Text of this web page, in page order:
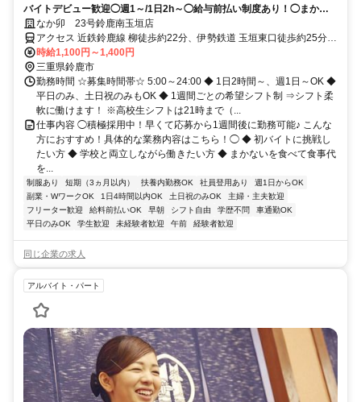
バイトデビュー歓迎◯週1～/1日2h～◯給与前払い制度あり！◯まかな
い（食事補助）あり
なか卯 23号鈴鹿南玉垣店
アクセス 近鉄鈴鹿線 柳徒歩約22分、伊勢鉄道 玉垣東口徒歩約25分、
伊勢鉄道 鈴鹿徒歩約28分
時給1,100円～1,400円
三重県鈴鹿市
勤務時間 ☆募集時間帯☆ 5:00～24:00 ◆ 1日2時間～、週1日～OK ◆
平日のみ、土日祝のみもOK ◆ 1週間ごとの希望シフト制 ⇒シフト柔
軟に働けます！ ※高校生シフトは21時まで（...
仕事内容 ◯積極採用中！早くて応募から1週間後に勤務可能♪ こんな
方におすすめ！具体的な業務内容はこちら！◯ ◆ 初バイトに挑戦し
たい方 ◆ 学校と両立しながら働きたい方 ◆ まかないを食べて食事代
を...
制服あり 短期（3ヵ月以内） 扶養内勤務OK 社員登用あり
週1日からOK
副業・WワークOK
1日4時間以内OK 土日祝のみOK
主婦・主夫歓迎
フリーター歓迎
給料前払いOK 早朝 シフト自由 学歴不問
車通勤OK
平日のみOK
学生歓迎 未経験者歓迎 午前 経験者歓迎
同じ企業の求人
アルバイト・パート